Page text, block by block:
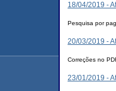
18/04/2019 -
Pesquisa por
20/03/2019 -
Correções no
23/01/2019 -